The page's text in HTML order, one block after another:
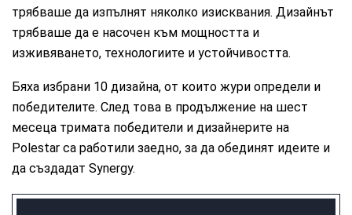
трябваше да изпълнят няколко изисквания. Дизайнът
трябваше да е насочен към мощността и
изживяването, технологиите и устойчивостта.
Бяха избрани 10 дизайна, от които жури определи и
победителите. След това в продължение на шест
месеца тримата победители и дизайнерите на
Polestar са работили заедно, за да обединят идеите и
да създадат Synergy.